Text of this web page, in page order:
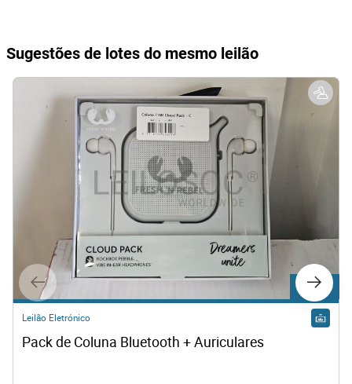
Sugestões de lotes do mesmo leilão
Lote 274
Leilão Eletrónico
Pack de Coluna Bluetooth + Auriculares